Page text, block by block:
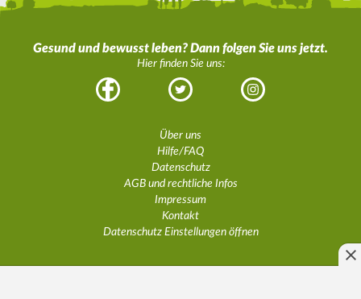
Gesund und bewusst leben? Dann folgen Sie uns jetzt.
Hier finden Sie uns:
Facebook Twitter Instagram
Über uns
Hilfe/FAQ
Datenschutz
AGB und rechtliche Infos
Impressum
Kontakt
Datenschutz Einstellungen öffnen